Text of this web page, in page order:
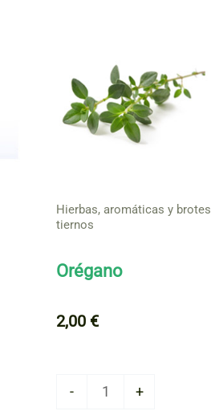
Hierbas, aromáticas y brotes
tiernos
Orégano
2,00 €
-
Orégano
+